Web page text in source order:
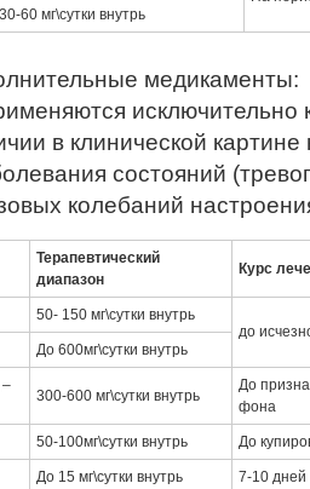
30-60 мг\сутки внутрь
медикаменты:
исключительно
в клинической
состояний
колебаний
Терапевтический
диапазон
Курс
50- 150 мг\сутки внутрь
до
До 600мг\сутки внутрь
–
300-600 мг\сутки внутрь
До
фона
50-100мг\сутки внутрь До
До 15 мг\сутки внутрь 7-10 дней